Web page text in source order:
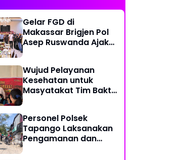
Gelar FGD di
Makassar Brigjen Pol
Asep Ruswanda Ajak
Wujud Pelayanan
Kesehatan untuk
Masyatakat Tim Bakti
Perjalanan Ekstrem 10
Jam Demi Layani
Warga Desa Kopeang
Personel Polsek
Tapango Laksanakan
Pengamanan dan